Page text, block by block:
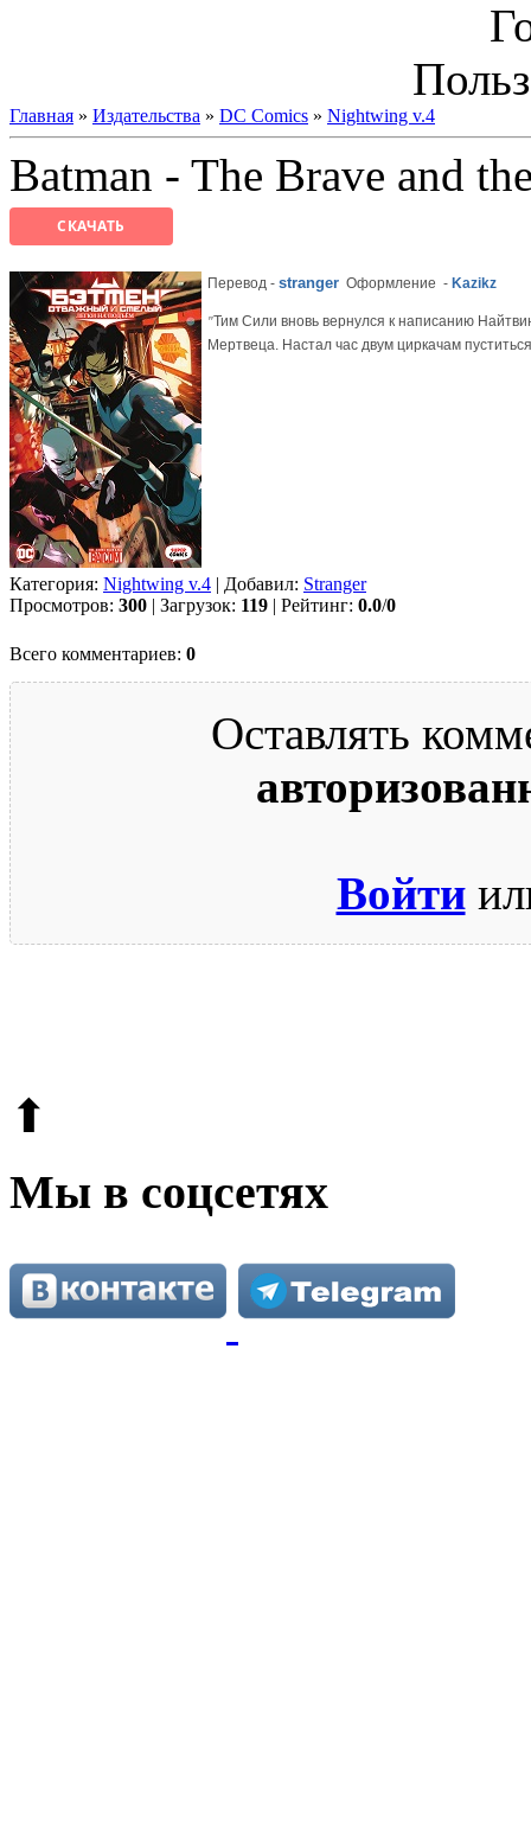
Главная » Издательства » DC Comics » Nightwing v.4
Batman - The Brave and
СКАЧАТЬ
Перевод - stranger Оформление - Kazikz
"Тим Сили вновь вернулся к написанию
Мертвеца. Настал час двум циркачам
Категория: Nightwing v.4 | Добавил: Strаngеr
Просмотров: 300 | Загрузок: 119 | Рейтинг: 0.0/0
Всего комментариев: 0
Оставлять
Войти
⬆
Мы в соцсетях